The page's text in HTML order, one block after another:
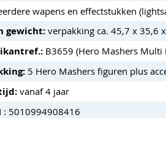
wapens en effectstukken
gewicht:verpakking ca. 45,7 x 35,6
B3659 (Hero Mashers Multi
5 Hero Mashers figuren plus
vanaf 4 jaar
: 5010994908416